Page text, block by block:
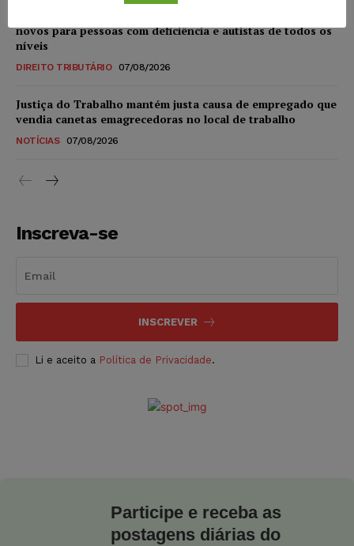
novos para pessoas com deficiência e autistas de todos os
níveis
DIREITO TRIBUTÁRIO 07/08/2026
Justiça do Trabalho mantém justa causa de empregado que
vendia canetas emagrecedoras no local de trabalho
NOTÍCIAS 07/08/2026
Inscreva-se
INSCREVER
Li e aceito a Política de Privacidade.
Participe e receba as
postagens diárias do